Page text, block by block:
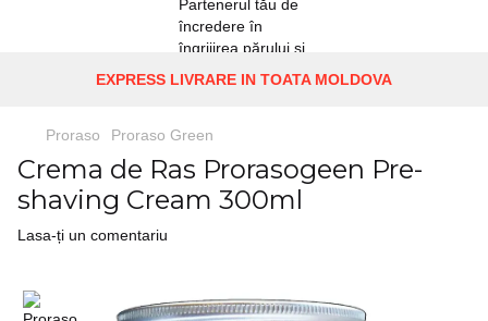
EXPRESS LIVRARE IN TOATA MOLDOVA
Proraso Proraso Green
Crema de Ras Prorasogeen Pre-
shaving Cream 300ml
Lasa-ți un comentariu